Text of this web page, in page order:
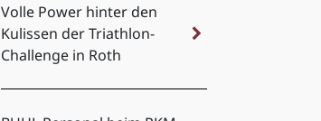
Volle Power hinter den
Kulissen der Triathlon-
Challenge in Roth